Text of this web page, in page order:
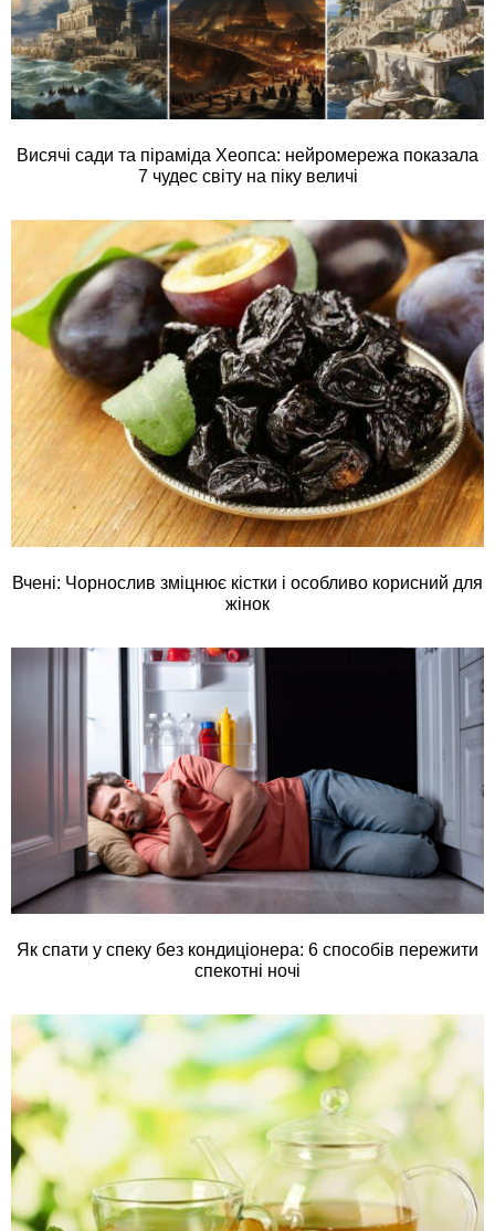
Висячі сади та піраміда Хеопса: нейромережа показала
7 чудес світу на піку величі
Вчені: Чорнослив зміцнює кістки і особливо корисний для
жінок
Як спати у спеку без кондиціонера: 6 способів пережити
спекотні ночі